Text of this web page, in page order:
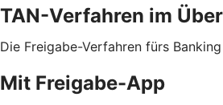
TAN-Verfahren im
Die Freigabe-Verfahren fürs
Mit Freigabe-App